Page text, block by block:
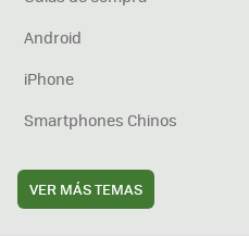
Android
iPhone
Smartphones Chinos
VER MÁS TEMAS